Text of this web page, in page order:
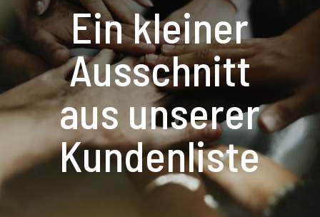
Ein kleiner
Ausschnitt
aus unserer
Kundenliste